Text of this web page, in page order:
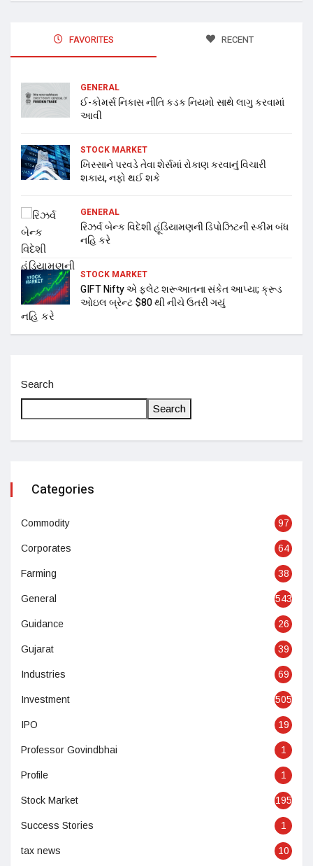
FAVORITES RECENT
GENERAL
ઈ-કોમર્સ નિકાસ નીતિ કડક નિયમો સાથે લાગુ કરવામાં
આવી
STOCK MARKET
ખિસ્સાને પરવડે તેવા શેર્સમાં રોકાણ કરવાનું વિચારી
શકાય, નફો થઈ શકે
GENERAL
રિઝર્વ બેન્ક વિદેશી હૂંડિયામણની ડિપોઝિટની સ્કીમ બંધ
નહિ કરે
STOCK MARKET
GIFT Nifty એ ફ્લેટ શરૂઆતના સંકેત આપ્યા; ક્રૂડ
ઓઇલ બ્રેન્ટ $80 થી નીચે ઉતરી ગયું
Search
Search
Categories
Commodity 97
Corporates 64
Farming 38
General 543
Guidance 26
Gujarat 39
Industries 69
Investment 505
IPO 19
Professor Govindbhai 1
Profile 1
Stock Market 195
Success Stories 1
tax news 10